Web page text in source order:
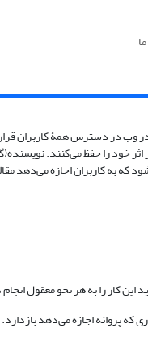
وب در دسترس همۀ کاربران
را حفظ می‌کنند.
کار را به هر نحو معقول
که پروانه اجازه می‌دهد بازدارد.